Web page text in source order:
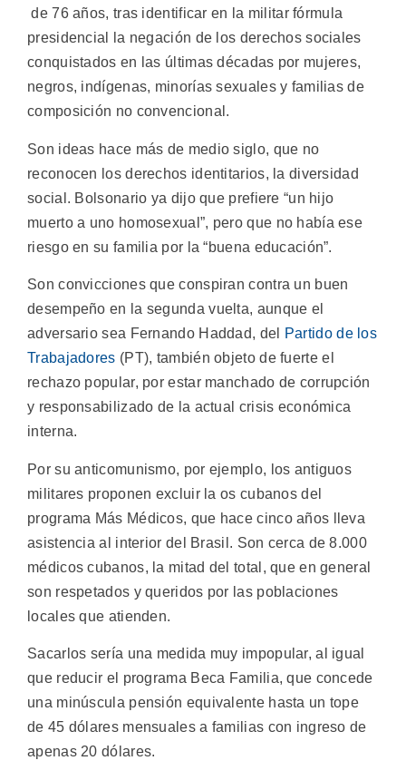
de 76 años, tras identificar en la militar fórmula
presidencial la negación de los derechos sociales
conquistados en las últimas décadas por mujeres,
negros, indígenas, minorías sexuales y familias de
composición no convencional.
Son ideas hace más de medio siglo, que no
reconocen los derechos identitarios, la diversidad
social. Bolsonario ya dijo que prefiere “un hijo
muerto a uno homosexual”, pero que no había ese
riesgo en su familia por la “buena educación”.
Son convicciones que conspiran contra un buen
desempeño en la segunda vuelta, aunque el
adversario sea Fernando Haddad, del
Partido de los
Trabajadores (PT), también objeto de fuerte el
rechazo popular, por estar manchado de corrupción
y responsabilizado de la actual crisis económica
interna.
Por su anticomunismo, por ejemplo, los antiguos
militares proponen excluir la os cubanos del
programa Más Médicos, que hace cinco años lleva
asistencia al interior del Brasil. Son cerca de 8.000
médicos cubanos, la mitad del total, que en general
son respetados y queridos por las poblaciones
locales que atienden.
Sacarlos sería una medida muy impopular, al igual
que reducir el programa Beca Familia, que concede
una minúscula pensión equivalente hasta un tope
de 45 dólares mensuales a familias con ingreso de
apenas 20 dólares.